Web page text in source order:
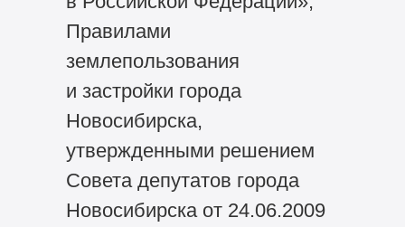
Правилами
землепользования
и застройки города
Новосибирска,
утвержденными решением
Совета депутатов города
Новосибирска от 24.06.2009